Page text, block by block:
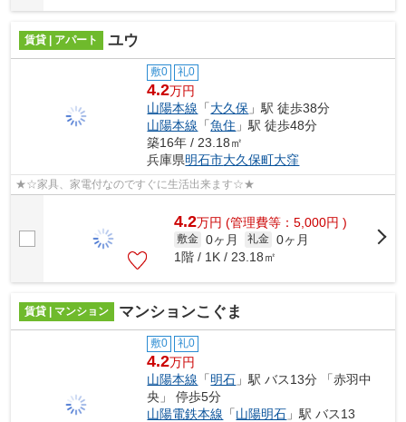
賃貸 | アパート ユウ
敷0 礼0
4.2万円
山陽本線 「大久保 」駅 徒歩38分
山陽本線 「魚住 」駅 徒歩48分
築16年 / 23.18㎡
兵庫県明石市大久保町大窪
★☆家具、家電付なのですぐに生活出来ます☆★
4.2万円 (管理費等：5,000円 )
敷金 0ヶ月 礼金 0ヶ月
1階 / 1K / 23.18㎡
賃貸 | マンション マンションこぐま
敷0 礼0
4.2万円
山陽本線 「明石 」駅 バス13分 「赤羽中
央」 停歩5分
山陽電鉄本線 「山陽明石 」駅 バス13